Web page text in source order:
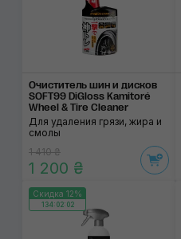
Очиститель шин и дисков
SOFT99 DiGloss Kamitoré
Wheel & Tire Cleaner
Для удаления грязи, жира и
смолы
1 410 ₴
1 200 ₴
Скидка 12%
134:02:02